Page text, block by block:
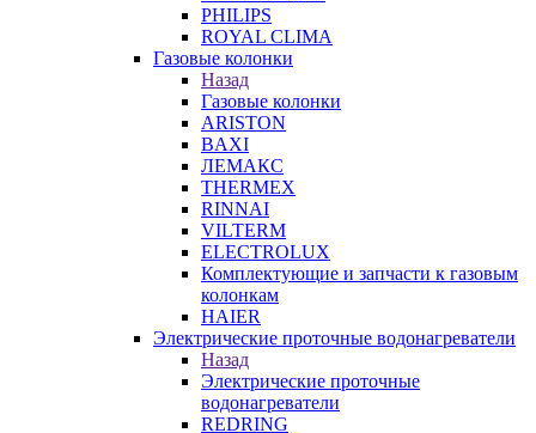
PHILIPS
ROYAL CLIMA
Газовые колонки
Назад
Газовые колонки
ARISTON
BAXI
ЛЕМАКС
THERMEX
RINNAI
VILTERM
ELECTROLUX
Комплектующие и запчасти к газовым
колонкам
HAIER
Электрические проточные водонагреватели
Назад
Электрические проточные
водонагреватели
REDRING